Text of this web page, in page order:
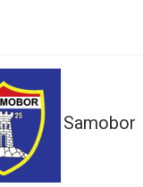
Samobor